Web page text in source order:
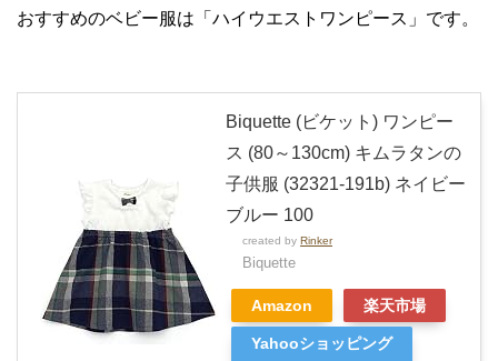
おすすめのベビー服は「ハイウエストワンピース」です。
Biquette (ビケット) ワンピー
ス (80～130cm) キムラタンの
子供服 (32321-191b) ネイビー
ブルー 100
created by Rinker
Biquette
Amazon 楽天市場
Yahooショッピング